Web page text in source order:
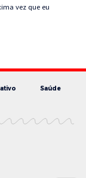
vez que eu
Saúde